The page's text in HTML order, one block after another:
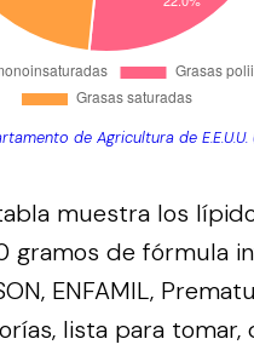
de Agricultura de E.E.U.U.
muestra los
gramos de fórmula
ENFAMIL,
lista para tomar,